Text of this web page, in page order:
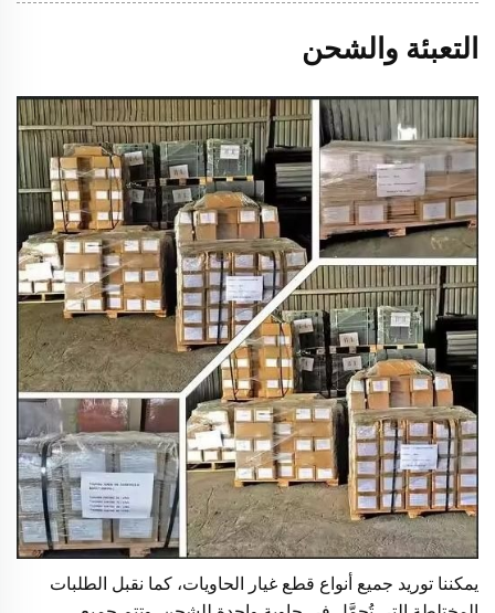
التعبئة والشحن
يمكننا توريد جميع أنواع قطع غيار الحاويات، كما نقبل الطلبات